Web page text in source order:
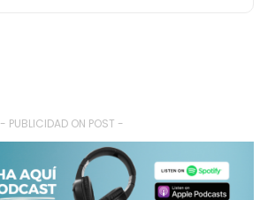
- PUBLICIDAD ON POST -